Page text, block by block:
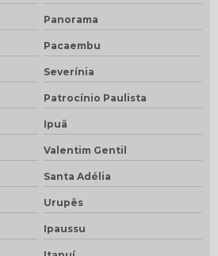
Panorama
Pacaembu
Severínia
Patrocínio Paulista
Ipuã
Valentim Gentil
Santa Adélia
Urupês
Ipaussu